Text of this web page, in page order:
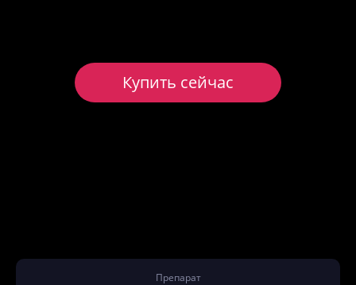
Препарат
Купить сейчас